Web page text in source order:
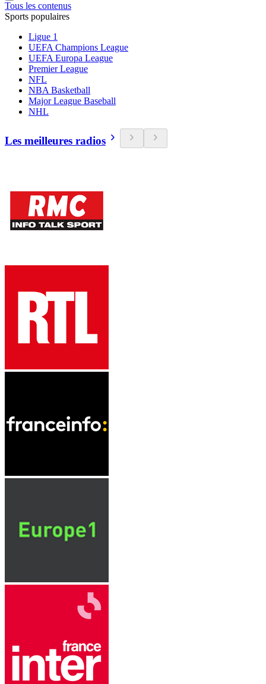
Tous les contenus
Sports populaires
Ligue 1
UEFA Champions League
UEFA Europa League
Premier League
NFL
NBA Basketball
Major League Baseball
NHL
Les meilleures radios